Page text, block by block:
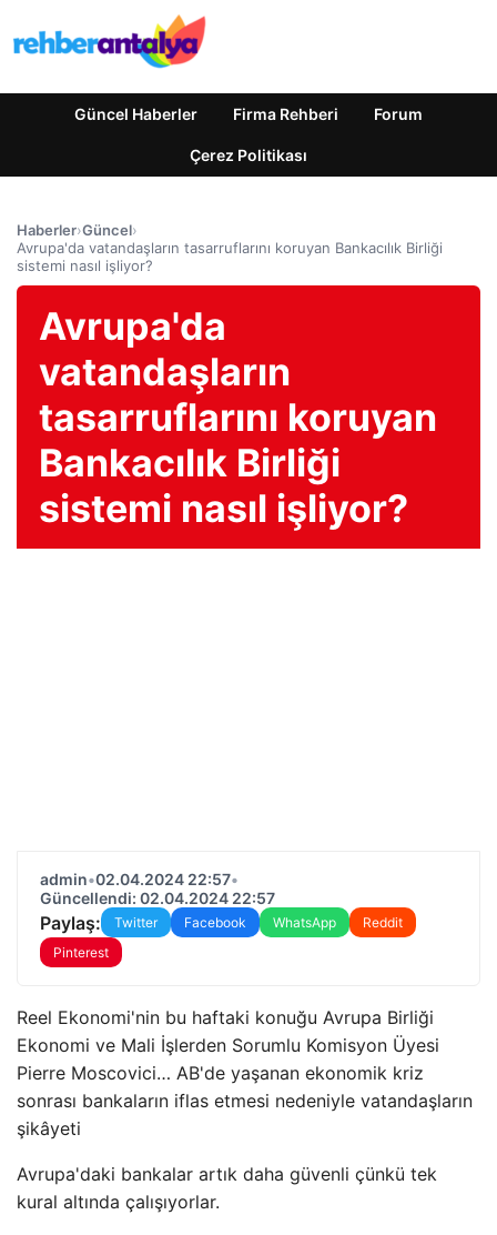
Güncel Haberler Firma Rehberi Forum
Çerez Politikası
Haberler›Güncel›
Avrupa'da vatandaşların tasarruflarını koruyan Bankacılık Birliği
sistemi nasıl işliyor?
Avrupa'da
vatandaşların
tasarruflarını koruyan
Bankacılık Birliği
sistemi nasıl işliyor?
admin•02.04.2024 22:57•
Güncellendi: 02.04.2024 22:57
Paylaş: Twitter Facebook WhatsApp
Reddit
Pinterest
Reel Ekonomi'nin bu haftaki konuğu Avrupa Birliği
Ekonomi ve Mali İşlerden Sorumlu Komisyon Üyesi
Pierre Moscovici… AB'de yaşanan ekonomik kriz
sonrası bankaların iflas etmesi nedeniyle vatandaşların
şikâyeti
Avrupa'daki bankalar artık daha güvenli çünkü tek
kural altında çalışıyorlar.